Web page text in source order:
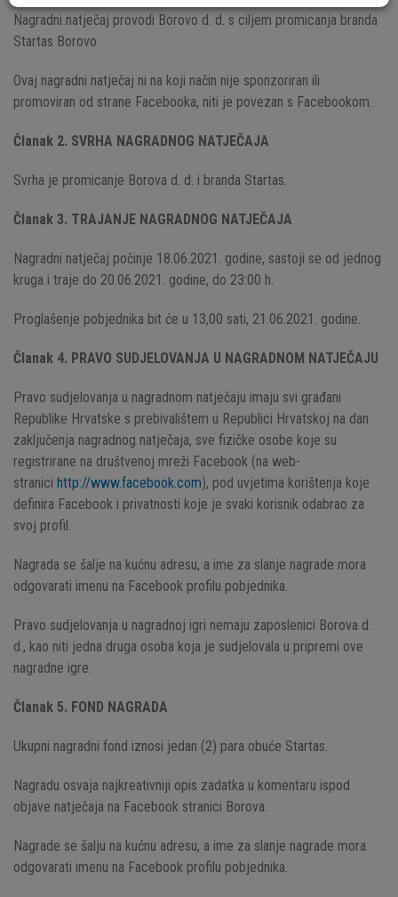
Nagradni natječaj provodi Borovo d. d. s ciljem promicanja branda
Startas Borovo.
Ovaj nagradni natječaj ni na koji način nije sponzoriran ili
promoviran od strane Facebooka, niti je povezan s Facebookom.
Članak 2. SVRHA NAGRADNOG NATJEČAJA
Svrha je promicanje Borova d. d. i branda Startas.
Članak 3. TRAJANJE NAGRADNOG NATJEČAJA
Nagradni natječaj počinje 18.06.2021. godine, sastoji se od jednog
kruga i traje do 20.06.2021. godine, do 23:00 h.
Proglašenje pobjednika bit će u 13,00 sati, 21.06.2021. godine.
Članak 4. PRAVO SUDJELOVANJA U NAGRADNOM NATJEČAJU
Pravo sudjelovanja u nagradnom natječaju imaju svi građani
Republike Hrvatske s prebivalištem u Republici Hrvatskoj na dan
zaključenja nagradnog natječaja, sve fizičke osobe koje su
registrirane na društvenoj mreži Facebook (na web-
stranici http://www.facebook.com), pod uvjetima korištenja koje
definira Facebook i privatnosti koje je svaki korisnik odabrao za
svoj profil.
Nagrada se šalje na kućnu adresu, a ime za slanje nagrade mora
odgovarati imenu na Facebook profilu pobjednika.
Pravo sudjelovanja u nagradnoj igri nemaju zaposlenici Borova d.
d., kao niti jedna druga osoba koja je sudjelovala u pripremi ove
nagradne igre.
Članak 5. FOND NAGRADA
Ukupni nagradni fond iznosi jedan (2) para obuće Startas.
Nagradu osvaja najkreativniji opis zadatka u komentaru ispod
objave natječaja na Facebook stranici Borova.
Nagrade se šalju na kućnu adresu, a ime za slanje nagrade mora
odgovarati imenu na Facebook profilu pobjednika.